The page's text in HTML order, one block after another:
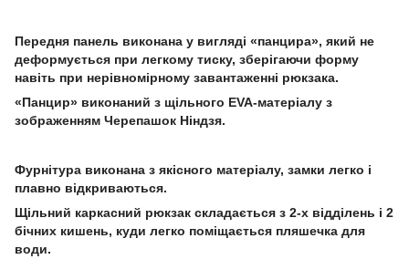
Передня панель виконана у вигляді «панцира», який не
деформується при легкому тиску, зберігаючи форму
навіть при нерівномірному завантаженні рюкзака.
«Панцир» виконаний з щільного EVA-матеріалу з
зображенням Черепашок Ніндзя.
Фурнітура виконана з якісного матеріалу, замки легко і
плавно відкриваються.
Щільний каркасний рюкзак складається з 2-х відділень і 2
бічних кишень, куди легко поміщається пляшечка для
води.